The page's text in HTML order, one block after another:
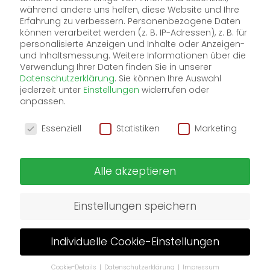
on
the
slopes.
während andere uns helfen, diese Website und Ihre
Erfahrung zu verbessern. Personenbezogene Daten
können verarbeitet werden (z. B. IP-Adressen), z. B. für
personalisierte Anzeigen und Inhalte oder Anzeigen-
und Inhaltsmessung. Weitere Informationen über die
Verwendung Ihrer Daten finden Sie in unserer
Datenschutzerklärung. Sie können Ihre Auswahl
jederzeit unter Einstellungen widerrufen oder
anpassen.
Wir verwenden Cookies
Essenziell Statistiken Marketing
Alle akzeptieren
Einstellungen speichern
Individuelle Cookie-Einstellungen
Cookie-Details Datenschutzerklärung Impressum